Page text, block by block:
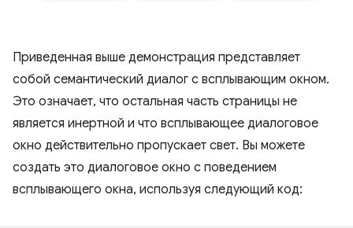
Приведенная выше демонстрация представляет
собой семантический диалог с всплывающим окном.
Это означает, что остальная часть страницы не
является инертной и что всплывающее диалоговое
окно действительно пропускает свет. Вы можете
создать это диалоговое окно с поведением
всплывающего окна, используя следующий код: